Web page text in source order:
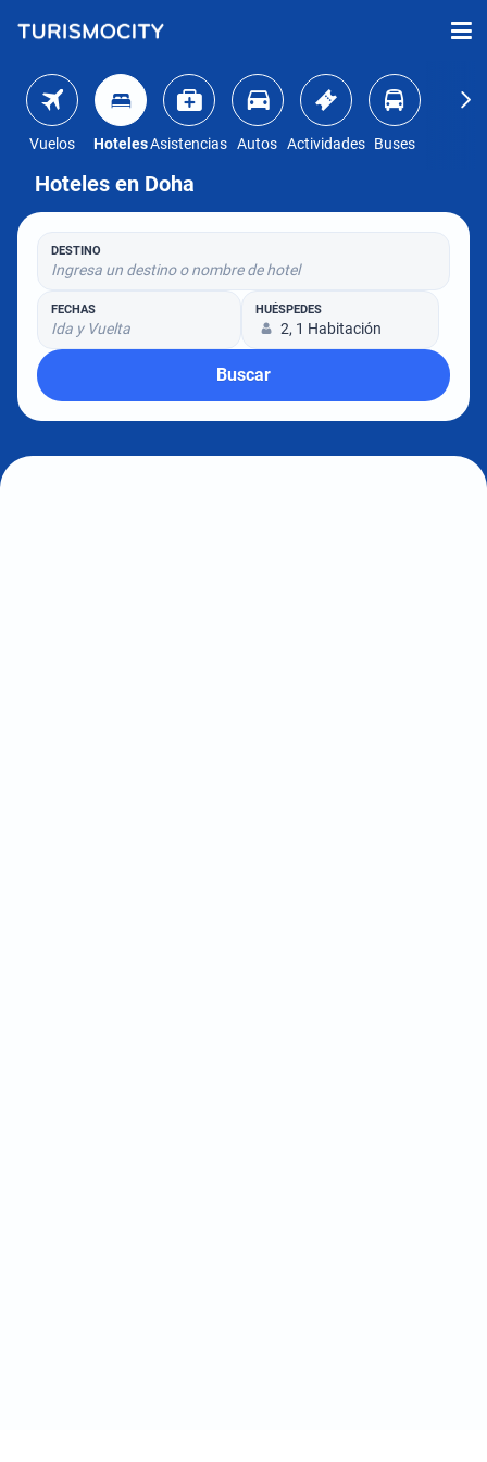
Vuelos HotelesAsistencias Autos Actividades Buses
Hoteles en Doha
DESTINO
Ingresa un destino o nombre de hotel
FECHAS
Ida y Vuelta
HUÉSPEDES
2, 1 Habitación
Buscar